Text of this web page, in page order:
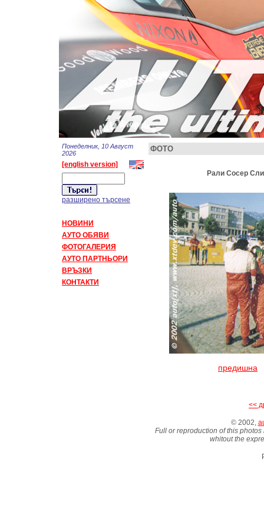
Понеделник, 10 Август
2026
[english version]
разширено търсене
НОВИНИ
АУТО ОБЯВИ
ФОТОГАЛЕРИЯ
АУТО ПАРТНЬОРИ
ВРЪЗКИ
КОНТАКТИ
ФОТО
Рали Сосер
предишна
<<
© 2002,
Full or reproduction of this
whitout the